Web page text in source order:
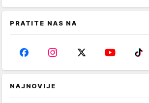
PRATITE NAS NA
NAJNOVIJE